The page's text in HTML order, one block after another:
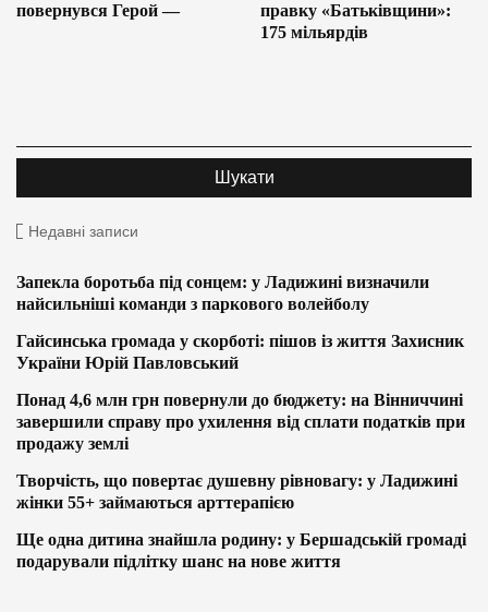
повернувся Герой —
правку «Батьківщини»:
175 мільярдів
Недавні записи
Запекла боротьба під сонцем: у Ладижині визначили
найсильніші команди з паркового волейболу
Гайсинська громада у скорботі: пішов із життя Захисник
України Юрій Павловський
Понад 4,6 млн грн повернули до бюджету: на Вінниччині
завершили справу про ухилення від сплати податків при
продажу землі
Творчість, що повертає душевну рівновагу: у Ладижині
жінки 55+ займаються арттерапією
Ще одна дитина знайшла родину: у Бершадській громаді
подарували підлітку шанс на нове життя